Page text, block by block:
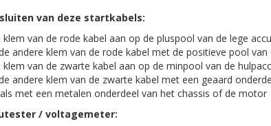
van deze startkabels:
klem van de rode kabel aan op de pluspool van de lege accu
andere klem van de rode kabel met de positieve pool van
klem van de zwarte kabel aan op de minpool van de
andere klem van de zwarte kabel met een geaard
met een metalen onderdeel van het chassis of de motor
/ voltagemeter: